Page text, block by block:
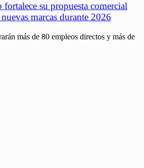
su propuesta comercial
marcas durante 2026
más de 80 empleos directos y más de